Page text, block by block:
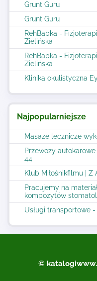
Grunt Guru
Grunt Guru
RehBabka -
Zielińska
RehBabka -
Zielińska
Klinika okulistyczna
Najpopularniejsze
Masaże lecznicze
Przewozy
44
Klub Miłośnikfilmu | Z
Pracujemy na
kompozytów
Usługi transportowe
©